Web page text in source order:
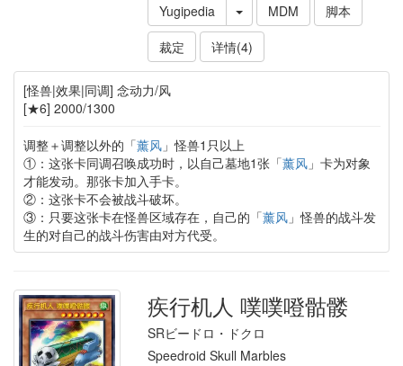
Yugipedia
MDM
脚本
裁定
详情(4)
[怪兽|效果|同调] 念动力/风
[★6] 2000/1300
调整＋调整以外的「薰风」怪兽1只以上
①：这张卡同调召唤成功时，以自己墓地1张「薰风」卡为对象
才能发动。那张卡加入手卡。
②：这张卡不会被战斗破坏。
③：只要这张卡在怪兽区域存在，自己的「薰风」怪兽的战斗发
生的对自己的战斗伤害由对方代受。
疾行机人 噗噗噔骷髅
SRビードロ・ドクロ
Speedroid Skull Marbles